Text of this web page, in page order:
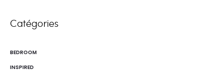
Catégories
BEDROOM
INSPIRED